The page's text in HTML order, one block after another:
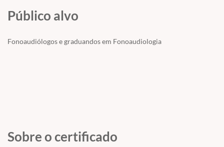
Além disso, para enriquecer ainda mais sua compreensão e
material, acompanhada por relatos de casos clínicos.
Matricule-se agora mesmo e comece a utilizar esse material
Público alvo
Fonoaudiólogos e graduandos em Fonoaudiologia
Sobre o certificado